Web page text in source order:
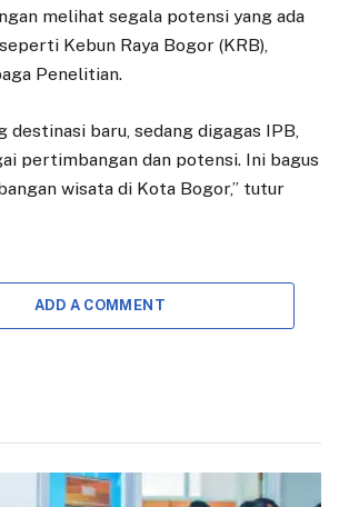
melihat segala potensi yang ada
Kebun Raya Bogor (KRB),
Penelitian.
destinasi baru, sedang digagas IPB,
pertimbangan dan potensi. Ini bagus
wisata di Kota Bogor,” tutur
ADD A COMMENT